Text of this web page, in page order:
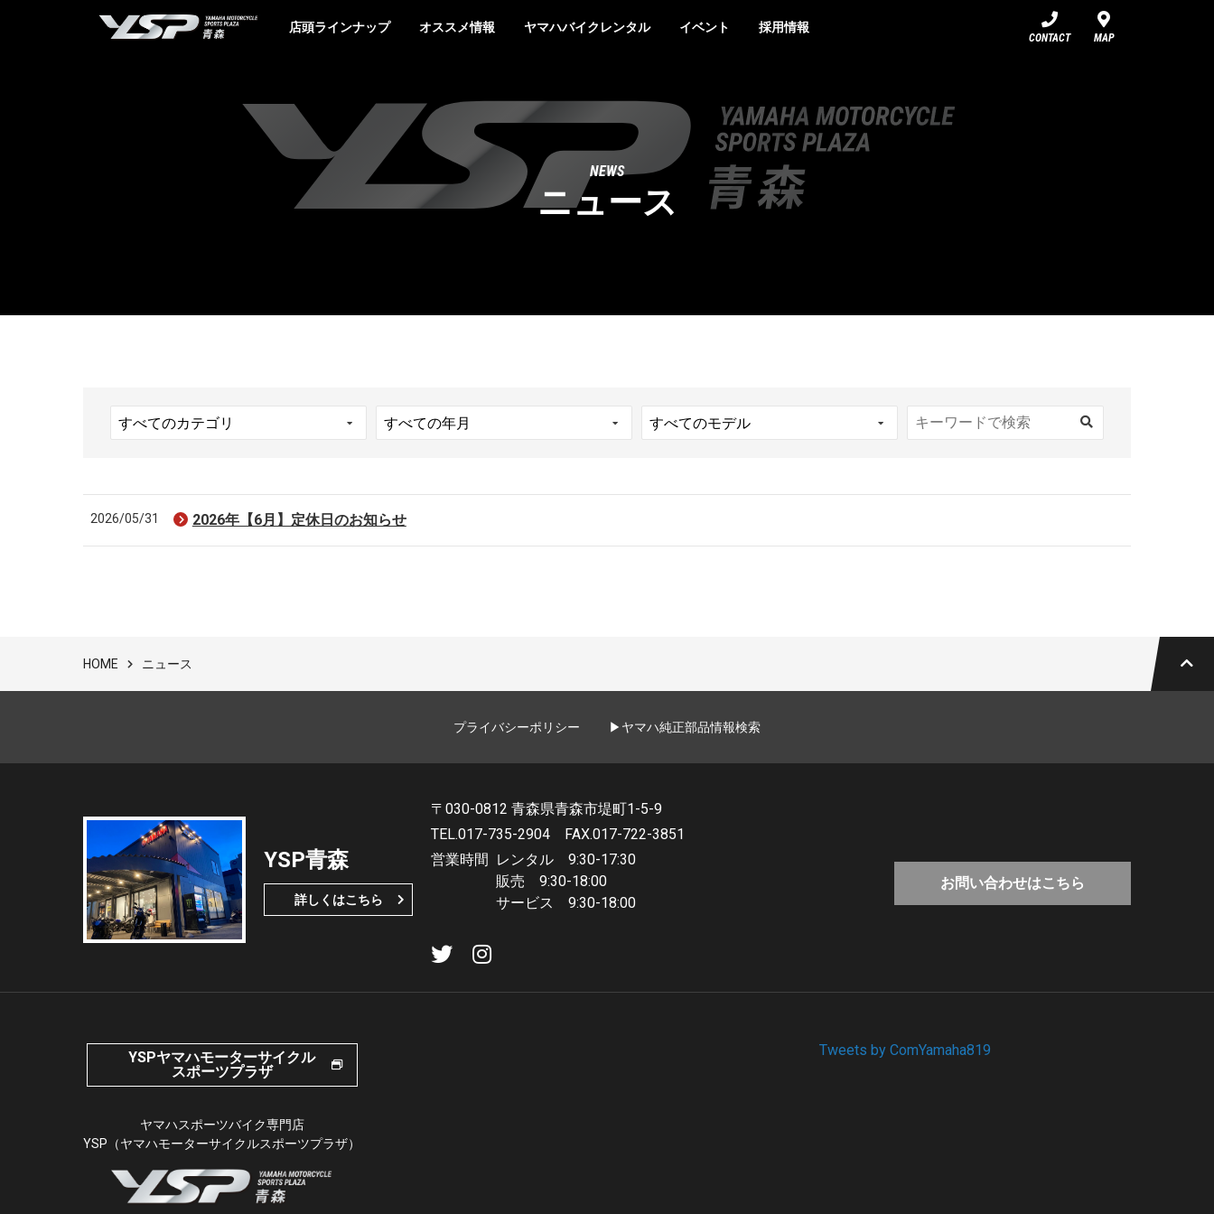
YSP青森店頭ラインナップ オススメ情報 ヤマハバイクレンタル イベント 採用情報
CONTACT MAP
NEWS
ニュース
2026/05/31 2026年【6月】定休日のお知らせ
HOME ニュース
プライバシーポリシー ▶ヤマハ純正部品情報検索
YSP青森
詳しくはこちら
〒030-0812 青森県青森市堤町1-5-9
TEL.017-735-2904
FAX.017-722-3851
営業時間 レンタル 9:30-17:30
販売 9:30-18:00
サービス 9:30-18:00
お問い合わせはこちら
YSPヤマハモーターサイクル
スポーツプラザ
ヤマハスポーツバイク専門店
YSP（ヤマハモーターサイクルスポーツプラザ）
Tweets by ComYamaha819